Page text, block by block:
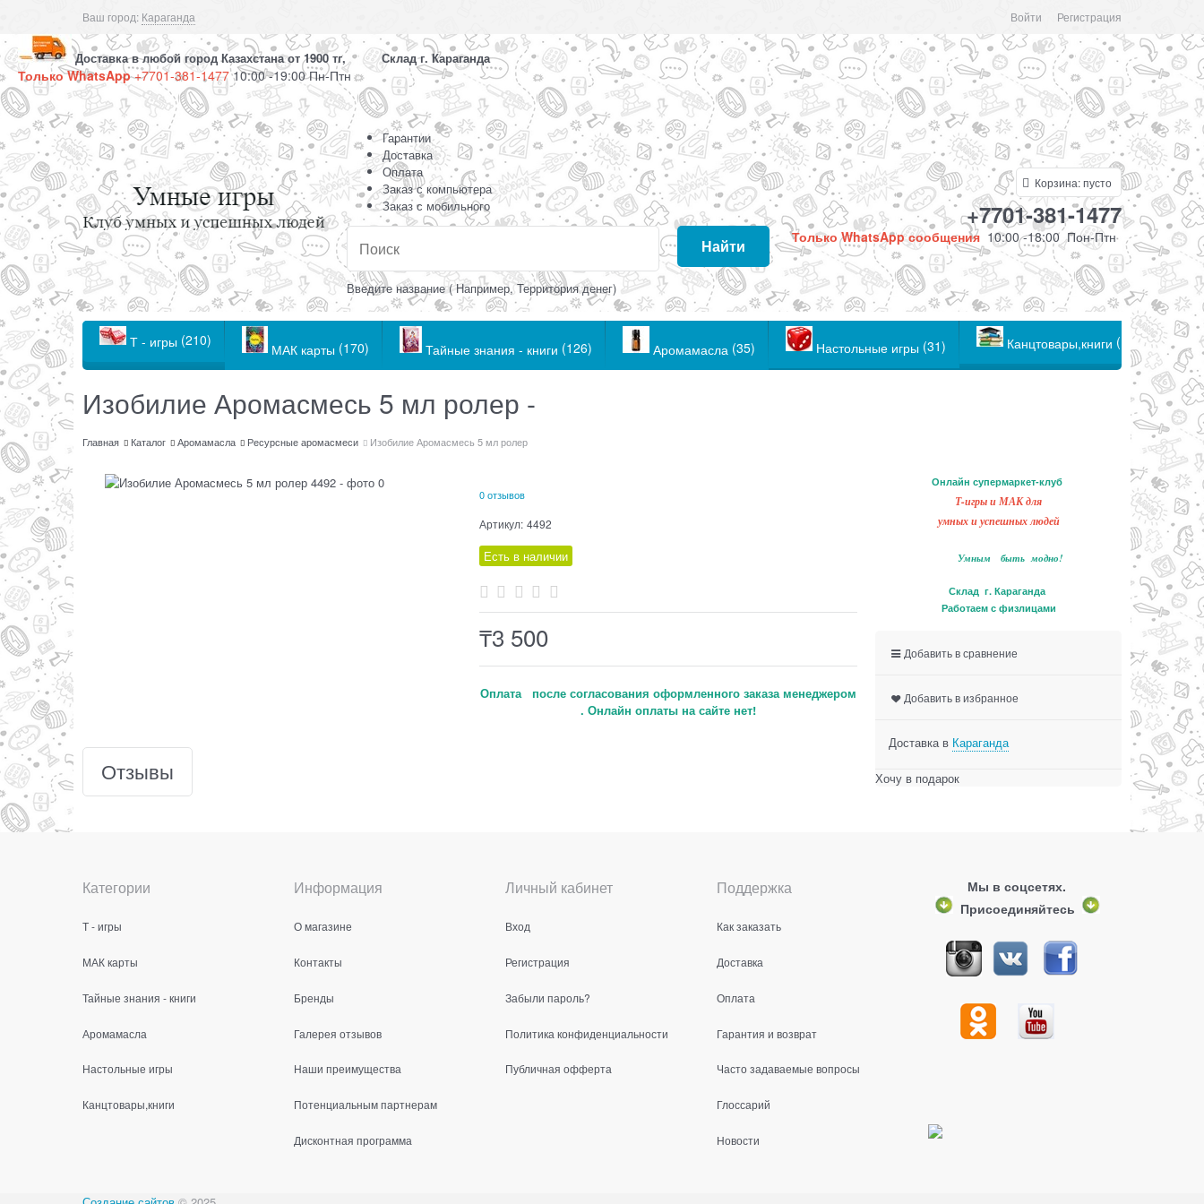
Ваш город: Караганда Войти Регистрация
Доставка в любой город Казахстана от 1900 тг, Склад г. Караганда
Только WhatsApp+7701-381-147710:00 -19:00 Пн-Птн
Гарантии
Доставка
Оплата
Заказ с компьютера
Заказ с мобильного
Найти
Введите название ( Например, Территория денег)
Корзина:пусто
+7701-381-1477
Только WhatsApp сообщения 10:00 -18:00 Пон-Птн
Т - игры (210)
МАК карты (170) Тайные знания - книги (126) Аромамасла (35) Настольные игры (31) Канцтовары,книги (104)
Изобилие Аромасмесь 5 мл ролер -
Главная Каталог Аромамасла Ресурсные аромасмеси Изобилие Аромасмесь 5 мл ролер
0 отзывов
Артикул: 4492
Есть в наличии
₸3 500
Оплата после согласования оформленного заказа менеджером
. Онлайн оплаты на сайте нет!
Отзывы
Онлайн супермаркет-клуб
Т-игры и МАК для
умных и успешных людей
Умным быть модно!
Склад г. Караганда
Работаем с физлицами
Добавить в сравнение
Добавить в избранное
Доставка в Караганда
Хочу в подарок
Категории
Т - игры
МАК карты
Тайные знания - книги
Аромамасла
Настольные игры
Канцтовары,книги
Информация
О магазине
Контакты
Бренды
Галерея отзывов
Наши преимущества
Потенциальным партнерам
Дисконтная программа
Личный кабинет
Вход
Регистрация
Забыли пароль?
Политика конфиденциальности
Публичная офферта
Поддержка
Как заказать
Доставка
Оплата
Гарантия и возврат
Часто задаваемые вопросы
Глоссарий
Новости
Мы в соцсетях.
Присоединяйтесь